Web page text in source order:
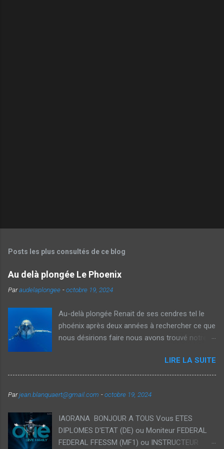
Posts les plus consultés de ce blog
Au delà plongée Le Phoenix
Paraudelaplongee -octobre 19, 2024
Au-delà plongée Renait de ses cendres tel le
phoénix après deux années à rechercher ce que
nous désirions faire nous avons trouvé notre
aujourd'hui des voyages thématiques sur la
plongée ainsi que des Formations
Notre souhait est de démocratiser la plongée
loisirs accessible pour tous et vous permettant
d'étendre vos plongées tant en durée qu'en
profondeur avec des interactions privilégiées
LIRE LA SUITE
Parjean.blanquaert@gmail.com -octobre 19, 2024
IAORANA BONJOUR A TOUS Vous ETES
DIPLOMES D'ETAT (DE) ou Moniteur FEDERAL
FEDERAL FFESSM (MF1) ou INSTRUCTEUR